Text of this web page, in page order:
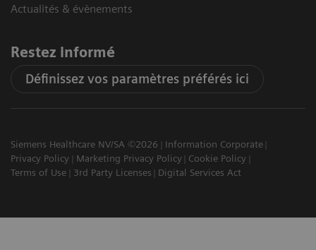
Actualités & évènements
Restez informé
Définissez vos paramètres préférés ici
Siemens Healthcare NV/SA ©2026
Information Corporate
Privacy Policy
Marketing Privacy Policy
Cookie Policy
Terms of Use
3rd Party Licenses Digital Services Act